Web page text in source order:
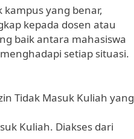
yang benar,
kepada dosen atau
baik antara mahasiswa
setiap situasi.
Tidak Masuk Kuliah yang
Kuliah. Diakses dari